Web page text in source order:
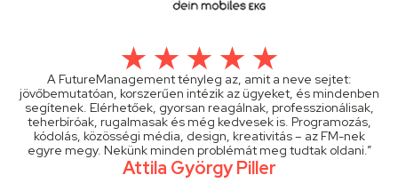
A FutureManagement tényleg az, amit a neve sejtet:
jövőbemutatóan, korszerűen intézik az ügyeket, és mindenben
segítenek. Elérhetőek, gyorsan reagálnak, professzionálisak,
teherbíróak, rugalmasak és még kedvesek is. Programozás,
kódolás, közösségi média, design, kreativitás – az FM-nek
egyre megy. Nekünk minden problémát meg tudtak oldani.”
Attila György Piller